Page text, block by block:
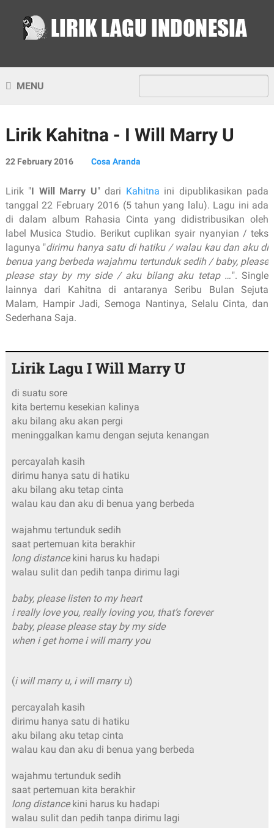
MENU
Lirik Kahitna - I Will Marry U
22 February 2016 Cosa Aranda
Lirik "I Will Marry U" dari Kahitna ini dipublikasikan pada
tanggal 22 February 2016 (5 tahun yang lalu). Lagu ini ada
di dalam album Rahasia Cinta yang didistribusikan oleh
label Musica Studio. Berikut cuplikan syair nyanyian / teks
lagunya "dirimu hanya satu di hatiku / walau kau dan aku di
benua yang berbeda wajahmu tertunduk sedih / baby, please
please stay by my side / aku bilang aku tetap …". Single
lainnya dari Kahitna di antaranya Seribu Bulan Sejuta
Malam, Hampir Jadi, Semoga Nantinya, Selalu Cinta, dan
Sederhana Saja.
Lirik Lagu I Will Marry U
di suatu sore
kita bertemu kesekian kalinya
aku bilang aku akan pergi
meninggalkan kamu dengan sejuta kenangan
percayalah kasih
dirimu hanya satu di hatiku
aku bilang aku tetap cinta
walau kau dan aku di benua yang berbeda
wajahmu tertunduk sedih
saat pertemuan kita berakhir
long distancekini harus ku hadapi
walau sulit dan pedih tanpa dirimu lagi
baby, please listen to my heart
i really love you, really loving you, that’s forever
baby, please please stay by my side
when i get home i will marry you
(i will marry u, i will marry u)
percayalah kasih
dirimu hanya satu di hatiku
aku bilang aku tetap cinta
walau kau dan aku di benua yang berbeda
wajahmu tertunduk sedih
saat pertemuan kita berakhir
long distancekini harus ku hadapi
walau sulit dan pedih tanpa dirimu lagi